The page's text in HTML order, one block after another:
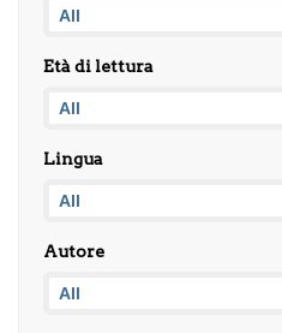
Età di lettura
Lingua
Autore